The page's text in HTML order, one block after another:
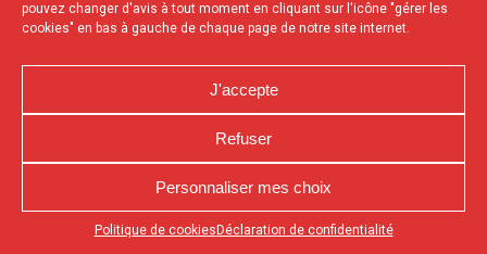
pouvez changer d'avis à tout moment en cliquant sur l'icône "gérer les
cookies" en bas à gauche de chaque page de notre site internet.
J'accepte
Refuser
Personnaliser mes choix
Politique de cookies Déclaration de confidentialité
Appuyez sur le bouton partager en bas de votre